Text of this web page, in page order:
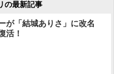
の最新記事
が「結城ありさ」に改名
活！